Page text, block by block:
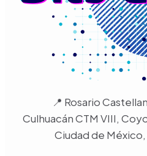
📍 Rosario
Culhuacán CTM VIII,
Ciudad de México,